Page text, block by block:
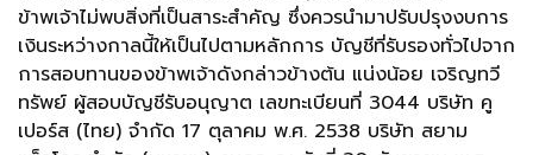
ข้าพเจ้าไม่พบสิ่งที่เป็นสาระสำคัญ ซึ่งควรนำมาปรับปรุงงบการ
เงินระหว่างกาลนี้ให้เป็นไปตามหลักการ บัญชีที่รับรองทั่วไปจาก
การสอบทานของข้าพเจ้าดังกล่าวข้างต้น แน่งน้อย เจริญทวี
ทรัพย์ ผู้สอบบัญชีรับอนุญาต เลขทะเบียนที่ 3044 บริษัท คู
เปอร์ส (ไทย) จำกัด 17 ตุลาคม พ.ศ. 2538 บริษัท สยาม